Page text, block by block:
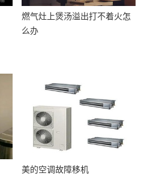
燃气灶上煲汤溢出打不着火怎
么办
美的空调故障移机